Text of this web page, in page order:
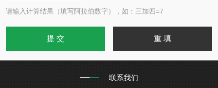
请输入计算结果（填写阿拉伯数字），如：三加四=7
联系我们